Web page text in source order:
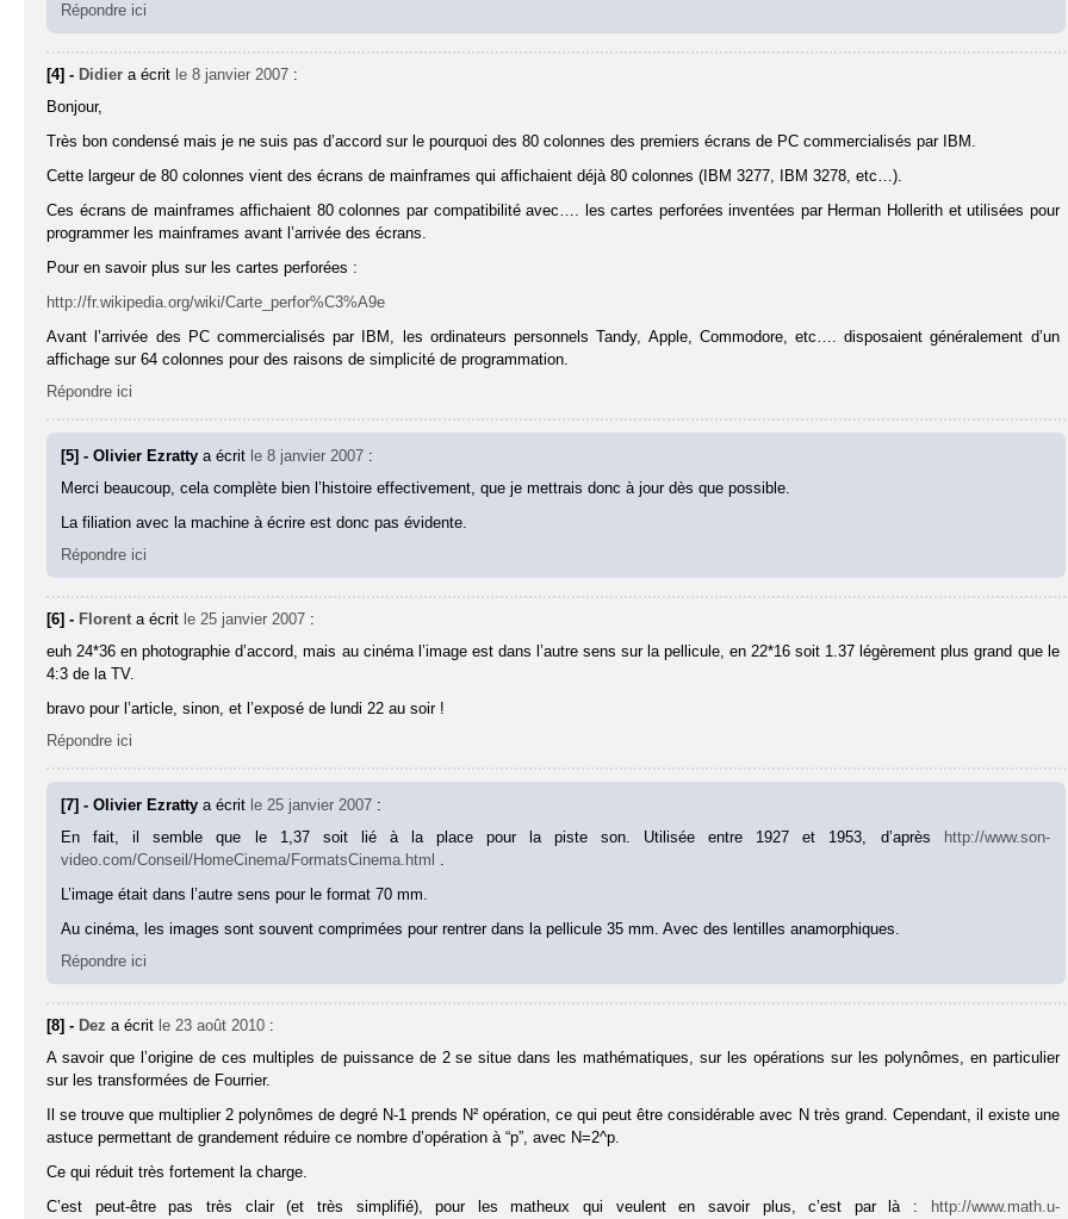
Répondre ici
[4] - Didier a écrit le 8 janvier 2007 :
Bonjour,
Très bon condensé mais je ne suis pas d’accord sur le pourquoi des 80 colonnes des premiers écrans de PC commercialisés par IBM.
Cette largeur de 80 colonnes vient des écrans de mainframes qui affichaient déjà 80 colonnes (IBM 3277, IBM 3278, etc…).
Ces écrans de mainframes affichaient 80 colonnes par compatibilité avec…. les cartes perforées inventées par Herman Hollerith et utilisées pour
programmer les mainframes avant l’arrivée des écrans.
Pour en savoir plus sur les cartes perforées :
http://fr.wikipedia.org/wiki/Carte_perfor%C3%A9e
Avant l’arrivée des PC commercialisés par IBM, les ordinateurs personnels Tandy, Apple, Commodore, etc…. disposaient généralement d’un
affichage sur 64 colonnes pour des raisons de simplicité de programmation.
Répondre ici
[5] - Olivier Ezrattya écrit le 8 janvier 2007 :
Merci beaucoup, cela complète bien l’histoire effectivement, que je mettrais donc à jour dès que possible.
La filiation avec la machine à écrire est donc pas évidente.
Répondre ici
[6] - Florent a écrit le 25 janvier 2007 :
euh 24*36 en photographie d’accord, mais au cinéma l’image est dans l’autre sens sur la pellicule, en 22*16 soit 1.37 légèrement plus grand que le
4:3 de la TV.
bravo pour l’article, sinon, et l’exposé de lundi 22 au soir !
Répondre ici
[7] - Olivier Ezrattya écrit le 25 janvier 2007 :
En fait, il semble que le 1,37 soit lié à la place pour la piste son. Utilisée entre 1927 et 1953, d’après
http://www.son-
video.com/Conseil/HomeCinema/FormatsCinema.html .
L’image était dans l’autre sens pour le format 70 mm.
Au cinéma, les images sont souvent comprimées pour rentrer dans la pellicule 35 mm. Avec des lentilles anamorphiques.
Répondre ici
[8] - Dez a écrit le 23 août 2010 :
A savoir que l’origine de ces multiples de puissance de 2 se situe dans les mathématiques, sur les opérations sur les polynômes, en particulier
sur les transformées de Fourrier.
Il se trouve que multiplier 2 polynômes de degré N-1 prends N² opération, ce qui peut être considérable avec N très grand. Cependant, il existe une
astuce permettant de grandement réduire ce nombre d’opération à “p”, avec N=2^p.
Ce qui réduit très fortement la charge.
C’est peut-être pas très clair (et très simplifié), pour les matheux qui veulent en savoir plus, c’est par là :
http://www.math.u-